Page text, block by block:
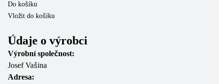
Do košíku
Vložit do košíku
Údaje o výrobci
Výrobní společnost:
Josef Vašina
Adresa: